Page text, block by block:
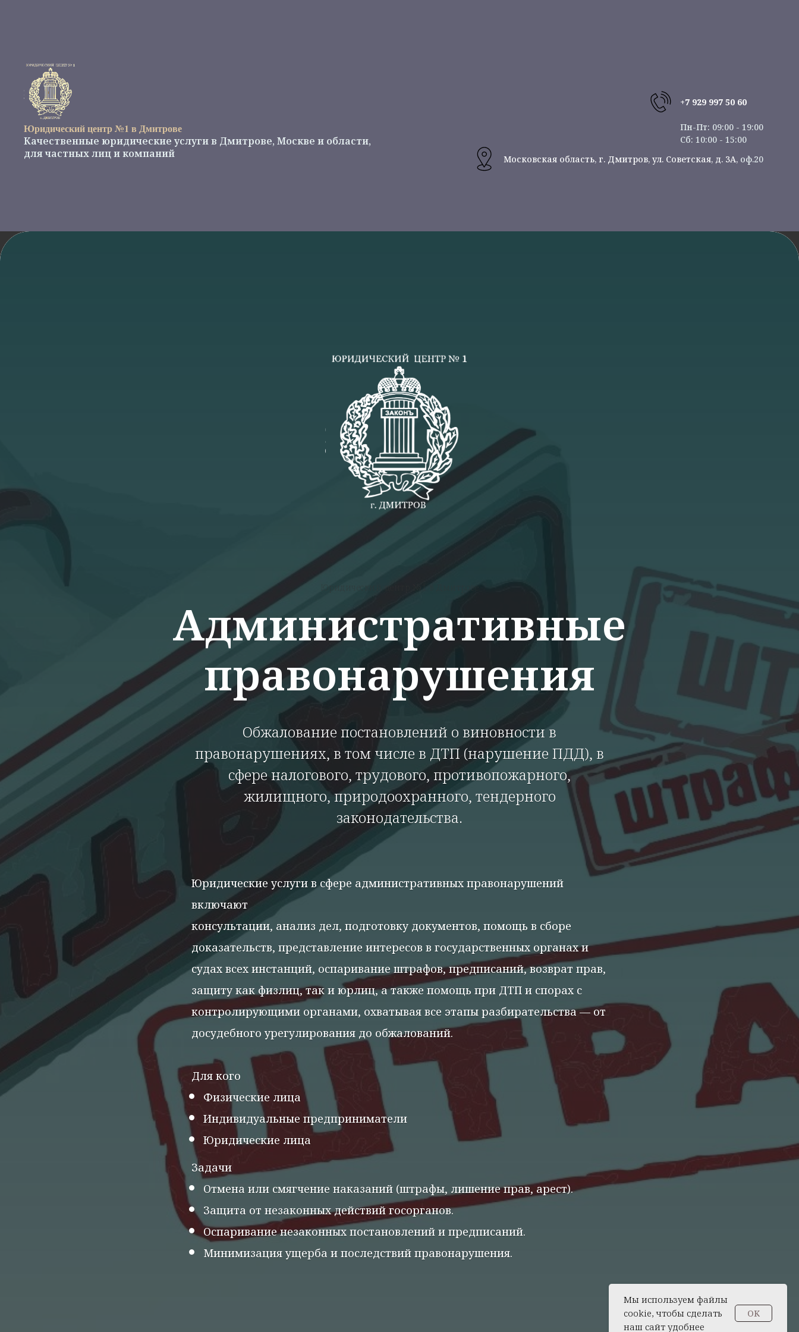
Юридический центр №1 в Дмитрове
Качественные юридические услуги в Дмитрове, Москве и области,
для частных лиц и компаний
+7 929 997 50 60
Пн-Пт: 09:00 - 19:00
Сб: 10:00 - 15:00
Московская область, г. Дмитров, ул. Советская, д. 3А, оф.20
Юридический центр №1 в Дмитрове
Административные
правонарушения
Обжалование постановлений о виновности в
правонарушениях, в том числе в ДТП (нарушение ПДД), в
сфере налогового, трудового, противопожарного,
жилищного, природоохранного, тендерного
законодательства.
Юридические услуги в сфере административных правонарушений
включают
консультации, анализ дел, подготовку документов, помощь в сборе
доказательств, представление интересов в государственных органах и
судах всех инстанций, оспаривание штрафов, предписаний, возврат прав,
защиту как физлиц, так и юрлиц, а также помощь при ДТП и спорах с
контролирующими органами, охватывая все этапы разбирательства — от
досудебного урегулирования до обжалований.
Для кого
Физические лица
Индивидуальные предприниматели
Юридические лица
Задачи
Отмена или смягчение наказаний (штрафы, лишение прав, арест).
Защита от незаконных действий госорганов.
Оспаривание незаконных постановлений и предписаний.
Минимизация ущерба и последствий правонарушения.
Мы используем файлы
cookie, чтобы сделать
наш сайт удобнее
OK